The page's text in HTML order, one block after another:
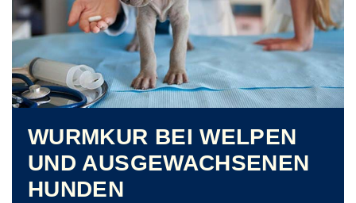
WURMKUR BEI WELPEN
UND AUSGEWACHSENEN
HUNDEN